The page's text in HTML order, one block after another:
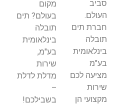
סביב
העולם.
חברת תים
תובלה
בינלאומית
בע"מ
מציעה לכם
שירות
מקצועי הן
מקום
בעולם? תים
תובלה
בינלאומית
בע"מ,
שירות
מדלת לדלת
–
בשבילכם!